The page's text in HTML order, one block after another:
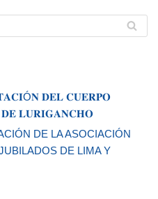
𝐃𝐄𝐋 𝐂𝐔𝐄𝐑𝐏𝐎
𝐃𝐄 𝐋𝐔𝐑𝐈𝐆𝐀𝐍𝐂𝐇𝐎
DE LA ASOCIACIÓN
DE LIMA Y